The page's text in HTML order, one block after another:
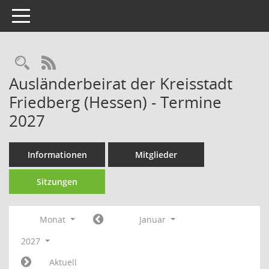
Toggle navigation
Rechercheauswahl
RSS-Feed
Ausländerbeirat der Kreisstadt
Friedberg (Hessen) - Termine
2027
Informationen Mitglieder
Sitzungen
Monat
Januar
2027
Aktuell